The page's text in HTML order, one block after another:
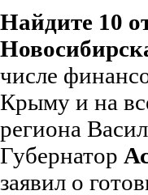
Найдите 10
числе
Крыму и на
региона
Губернатор
заявил о